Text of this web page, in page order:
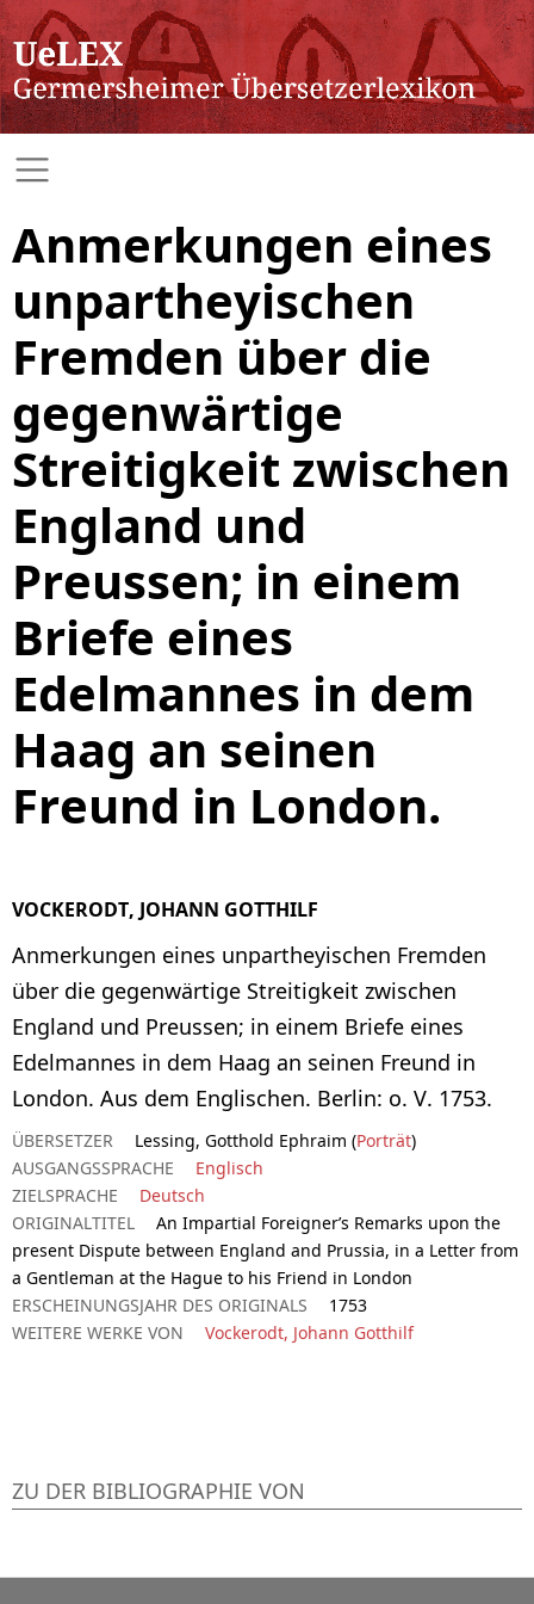
Anmerkungen eines
unpartheyischen
Fremden über die
gegenwärtige
Streitigkeit zwischen
England und
Preussen; in einem
Briefe eines
Edelmannes in dem
Haag an seinen
Freund in London.
VOCKERODT, JOHANN GOTTHILF
Anmerkungen eines unpartheyischen Fremden
über die gegenwärtige Streitigkeit zwischen
England und Preussen; in einem Briefe eines
Edelmannes in dem Haag an seinen Freund in
London. Aus dem Englischen. Berlin: o. V. 1753.
ÜBERSETZER Lessing, Gotthold Ephraim (Porträt)
AUSGANGSSPRACHE
Englisch
ZIELSPRACHE
Deutsch
ORIGINALTITEL
An Impartial Foreigner’s Remarks upon the
present Dispute between England and Prussia, in a Letter from
a Gentleman at the Hague to his Friend in London
ERSCHEINUNGSJAHR DES ORIGINALS
1753
WEITERE WERKE VON
Vockerodt, Johann Gotthilf
ZU DER BIBLIOGRAPHIE VON